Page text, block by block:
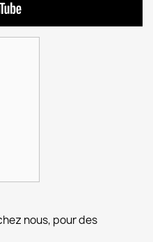
nous, pour des